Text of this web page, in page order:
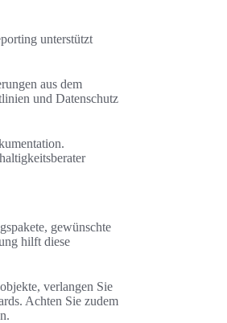
unterstützt
aus dem
und Datenschutz
gewünschte
hilft diese
verlangen Sie
Achten Sie zudem